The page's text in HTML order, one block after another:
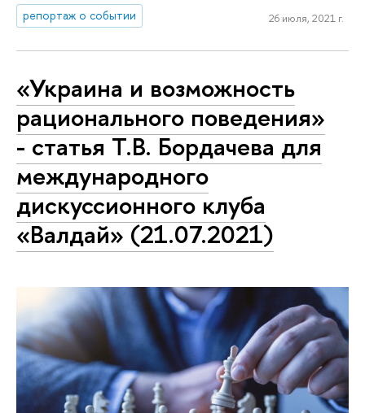
репортаж о событии 26 июля, 2021 г.
«Украина и возможность
рационального поведения»
- статья Т.В. Бордачева для
международного
дискуссионного клуба
«Валдай» (21.07.2021)